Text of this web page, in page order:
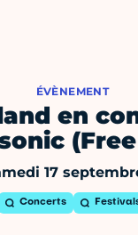
ÉVÈNEMENT
en
17
Concerts